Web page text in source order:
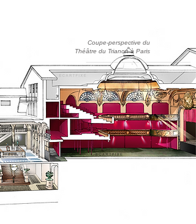
Coupe-perspective du
Théâtre du Trianon à Paris